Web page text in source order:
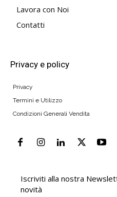
Lavora con Noi
Contatti
Privacy e policy
Privacy
Termini e Utilizzo
Condizioni Generali Vendita
Iscriviti alla nostra
novità